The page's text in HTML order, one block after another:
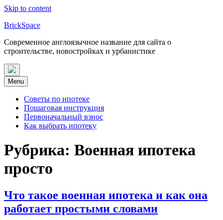
Skip to content
BrickSpace
Современное англоязычное название для сайта о
строительстве, новостройках и урбанистике
Menu
Советы по ипотеке
Пошаговая инструкция
Первоначальный взнос
Как выбрать ипотеку
Рубрика: Военная ипотека
просто
Что такое военная ипотека и как она
работает простыми словами